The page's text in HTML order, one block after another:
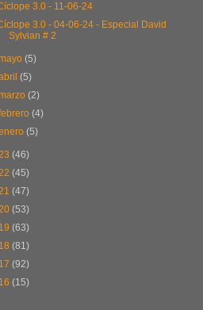
3.0 - 11-06-24
3.0 - 04-06-24 - Especial David
Sylvian # 2
(5)
(5)
(2)
(4)
(5)
(46)
(45)
(47)
(53)
(63)
(81)
(92)
(15)